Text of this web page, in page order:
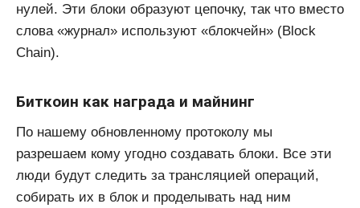
нулей. Эти блоки образуют цепочку, так что вместо
слова «журнал» используют «блокчейн» (Block
Chain).
Биткоин как награда и майнинг
По нашему обновленному протоколу мы
разрешаем кому угодно создавать блоки. Все эти
люди будут следить за трансляцией операций,
собирать их в блок и проделывать над ним